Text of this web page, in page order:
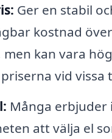
Ger en stabil
kostnad
kan vara
vid vissa
Många erbjuder
att välja el